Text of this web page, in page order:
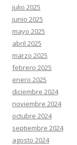
julio 2025
junio 2025
mayo 2025
abril 2025
marzo 2025
febrero 2025
enero 2025
diciembre 2024
noviembre 2024
octubre 2024
septiembre 2024
agosto 2024